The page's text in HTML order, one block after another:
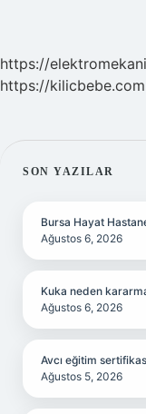
https://
https://
SON YAZILAR
Bursa Hayat
Ağustos 6, 2026
Kuka neden
Ağustos 6, 2026
Avcı eğitim
Ağustos 5, 2026